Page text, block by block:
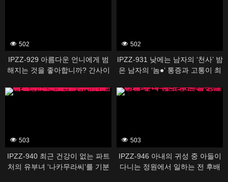
502
IPZZ-929 아름다운 언니에게 범
해지는 것을 좋아합니까? 간사이
녀 테크와 슬림 거유의 에그 몸을
502
IPZZ-931 낮에는 남자의 ‘천사’ 밤
은 남자의 ‘놈●’ 통증과 고통이 최
388505
503
IPZZ-940 최근 건강이 없는 파트
처의 유부녀 ‘나카무라씨’를 기분
388507
503
IPZZ-946 아내의 귀성 중 아들이
다니는 정원에서 일하는 전 후배